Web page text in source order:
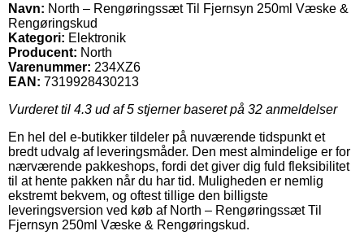
Navn: North – Rengøringssæt Til Fjernsyn 250ml Væske &
Rengøringskud
Kategori: Elektronik
Producent: North
Varenummer: 234XZ6
EAN: 7319928430213
Vurderet til 4.3 ud af 5 stjerner baseret på 32 anmeldelser
En hel del e-butikker tildeler på nuværende tidspunkt et
bredt udvalg af leveringsmåder. Den mest almindelige er for
nærværende pakkeshops, fordi det giver dig fuld fleksibilitet
til at hente pakken når du har tid. Muligheden er nemlig
ekstremt bekvem, og oftest tillige den billigste
leveringsversion ved køb af North – Rengøringssæt Til
Fjernsyn 250ml Væske & Rengøringskud.